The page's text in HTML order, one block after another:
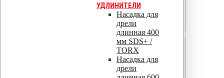
УДЛИНИТЕЛИ
Насадка для
дрели
длинная 400
мм SDS+ /
TORX
Насадка для
дрели
0,72 кН